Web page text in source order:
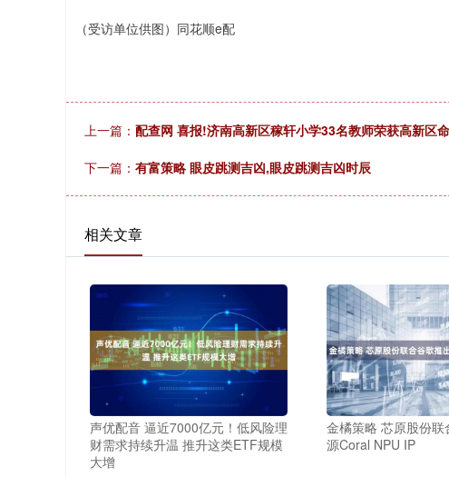
（受访单位供图）同花顺e配
上一篇： 配查网 喜报!济南高新区稼轩小学33名教师荣获高新区
下一篇： 有富策略 眼皮跳测吉凶,眼皮跳测吉凶时辰
相关文章
声优配音 逼近7000亿元！低风险理
财需求持续升温 推升这类ETF规模
大增
金橘策略 芯原股份
源Coral NPU IP